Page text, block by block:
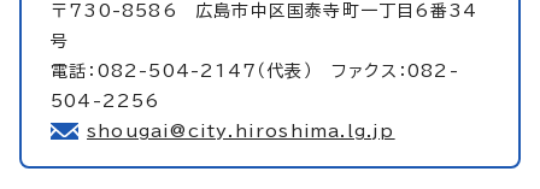
〒730-8586 広島市中区国泰寺町一丁目6番34
号
電話：082-504-2147（代表） ファクス：082-
504-2256
shougai@city.hiroshima.lg.jp